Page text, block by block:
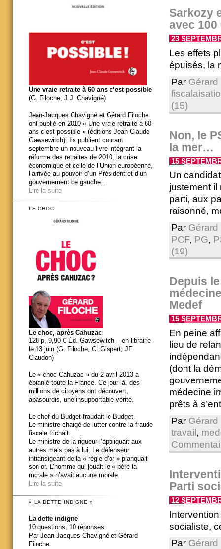
Sarkozy
avec
23
Les effets
épuisés, la
Par Gérard
(15)
Non, le
la mer…
15
Un
justement il
parti, aux
raisonné,
Par Gérard
PCF, PG,
(19)
Depuis
Medef
15
En peine
lieu de
(dont la
médecine
prêts à
Par Gérard
travail ,
Parti
12
socialiste,
Par Gérard
Une vraie retraite à 60 ans c‘est possible
(G. Filoche, J.J. Chavigné)
Jean-Jacques Chavigné et Gérard Filoche
ont publié en 2010 « Une vraie retraite à 60
ans c’est possible » (éditions Jean Claude
Gawsewitch). Ils publient courant
septembre un nouveau livre intégrant la
réforme des retraites de 2010, la crise
économique et celle de l’Union européenne,
l’arrivée au pouvoir d’un Président et d’un
gouvernement de gauche…
Lire la suite
LE CHOC
Le choc, après Cahuzac
128 p, 9,90 € Éd. Gawsewitch – en librairie
le 13 juin (G. Filoche, C. Gispert, JF
Claudon)
Le « choc Cahuzac » du 2 avril 2013 a
ébranlé toute la France. Ce jour-là, des
millions de citoyens ont découvert,
abasourdis, une insupportable vérité.
Le chef du Budget fraudait le Budget.
Le ministre chargé de lutter contre la fraude
fiscale trichait.
Le ministre de la rigueur l’appliquait aux
autres mais pas à lui. Le défenseur
intransigeant de la « règle d’or » planquait
son or. L’homme qui jouait le « père la
morale » n’avait aucune morale.
Lire la suite
« LA DETTE INDIGNE »
La dette indigne
10 questions, 10 réponses
Par Jean-Jacques Chavigné et Gérard
Filoche.